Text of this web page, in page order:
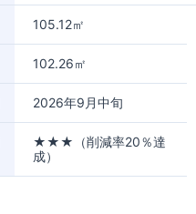
105.12㎡
102.26㎡
2026年9月中旬
★★★（削減率20％達
成）